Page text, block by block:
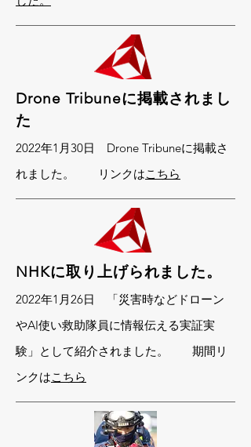
Drone Tribuneに掲載されまし
た
2022年1月30日 Drone Tribuneに掲載さ
れました。 リンクはこちら
NHKに取り上げられました。
2022年1月26日 「災害時などドローン
やAI使い救助隊員に情報伝える実証実
験」として紹介されました。 期間リ
ンクはこちら